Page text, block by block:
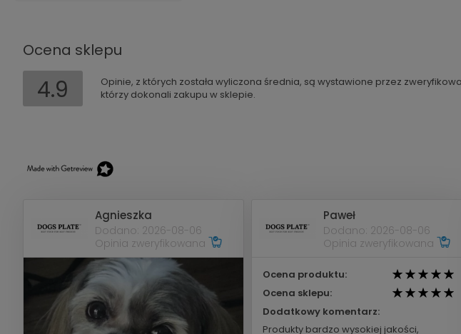
Ocena sklepu
4.9
Opinie, z których została wyliczona średnia, są wystawione przez
którzy dokonali zakupu w sklepie.
Agnieszka
Dodano: 2026-08-06
Opinia zweryfikowana
Paweł
Dodano: 2026-08-06
Opinia zweryfikowana
Ocena produktu:
Ocena sklepu:
Dodatkowy komentarz:
Produkty bardzo wysokiej jakości,